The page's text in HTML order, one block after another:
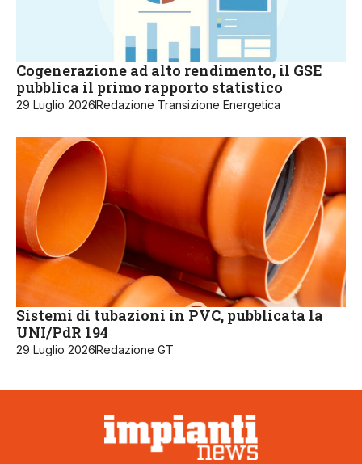
Cogenerazione ad alto rendimento, il GSE
pubblica il primo rapporto statistico
29 Luglio 2026Redazione Transizione Energetica
Sistemi di tubazioni in PVC, pubblicata la
UNI/PdR 194
29 Luglio 2026Redazione GT